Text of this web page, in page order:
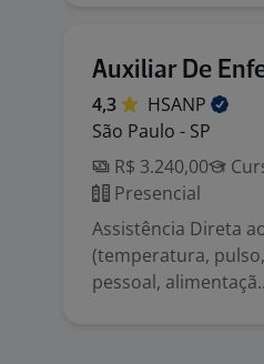
Auxiliar De
4,3
HSANP
São Paulo - SP
R$ 3.240,00
Presencial
Assistência Direta
(temperatura,
pessoal,